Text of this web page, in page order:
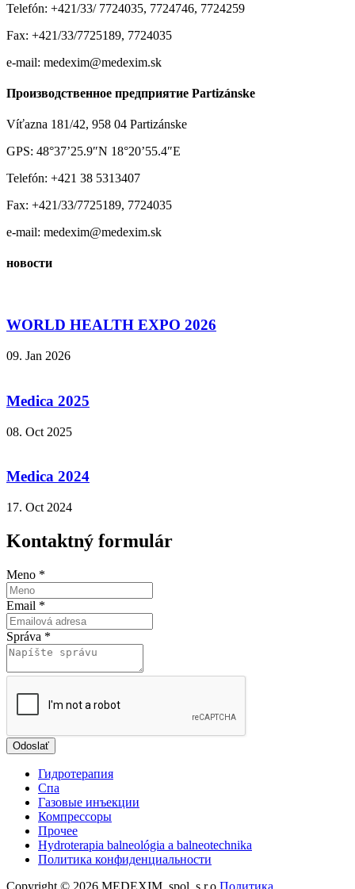
Telefón: +421/33/ 7724035, 7724746, 7724259
Fax: +421/33/7725189, 7724035
e-mail: medexim@medexim.sk
Производственное предприятие Partizánske
Víťazna 181/42, 958 04 Partizánske
GPS: 48°37’25.9″N 18°20’55.4″E
Telefón: +421 38 5313407
Fax: +421/33/7725189, 7724035
e-mail: medexim@medexim.sk
новости
WORLD HEALTH EXPO 2026
09. Jan 2026
Medica 2025
08. Oct 2025
Medica 2024
17. Oct 2024
Kontaktný formulár
Meno *
Email *
Správa *
Odoslať
Гидротерапия
Спа
Газовые инъекции
Компрессоры
Прочеe
Hydroterapia balneológia a balneotechnika
Политика конфиденциальности
Copyright © 2026 MEDEXIM, spol. s r.o. Политика